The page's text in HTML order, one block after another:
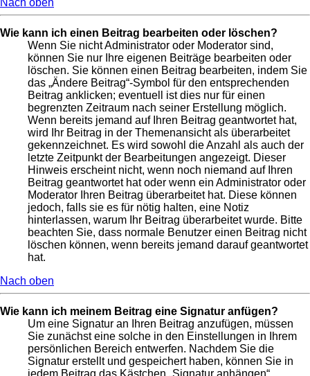
Wie kann ich einen Beitrag bearbeiten oder löschen?
Wenn Sie nicht Administrator oder Moderator sind,
können Sie nur Ihre eigenen Beiträge bearbeiten oder
löschen. Sie können einen Beitrag bearbeiten, indem Sie
das „Ändere Beitrag“-Symbol für den entsprechenden
Beitrag anklicken; eventuell ist dies nur für einen
begrenzten Zeitraum nach seiner Erstellung möglich.
Wenn bereits jemand auf Ihren Beitrag geantwortet hat,
wird Ihr Beitrag in der Themenansicht als überarbeitet
gekennzeichnet. Es wird sowohl die Anzahl als auch der
letzte Zeitpunkt der Bearbeitungen angezeigt. Dieser
Hinweis erscheint nicht, wenn noch niemand auf Ihren
Beitrag geantwortet hat oder wenn ein Administrator oder
Moderator Ihren Beitrag überarbeitet hat. Diese können
jedoch, falls sie es für nötig halten, eine Notiz
hinterlassen, warum Ihr Beitrag überarbeitet wurde. Bitte
beachten Sie, dass normale Benutzer einen Beitrag nicht
löschen können, wenn bereits jemand darauf geantwortet
hat.
Nach oben
Wie kann ich meinem Beitrag eine Signatur anfügen?
Um eine Signatur an Ihren Beitrag anzufügen, müssen
Sie zunächst eine solche in den Einstellungen in Ihrem
persönlichen Bereich entwerfen. Nachdem Sie die
Signatur erstellt und gespeichert haben, können Sie in
jedem Beitrag das Kästchen „Signatur anhängen“